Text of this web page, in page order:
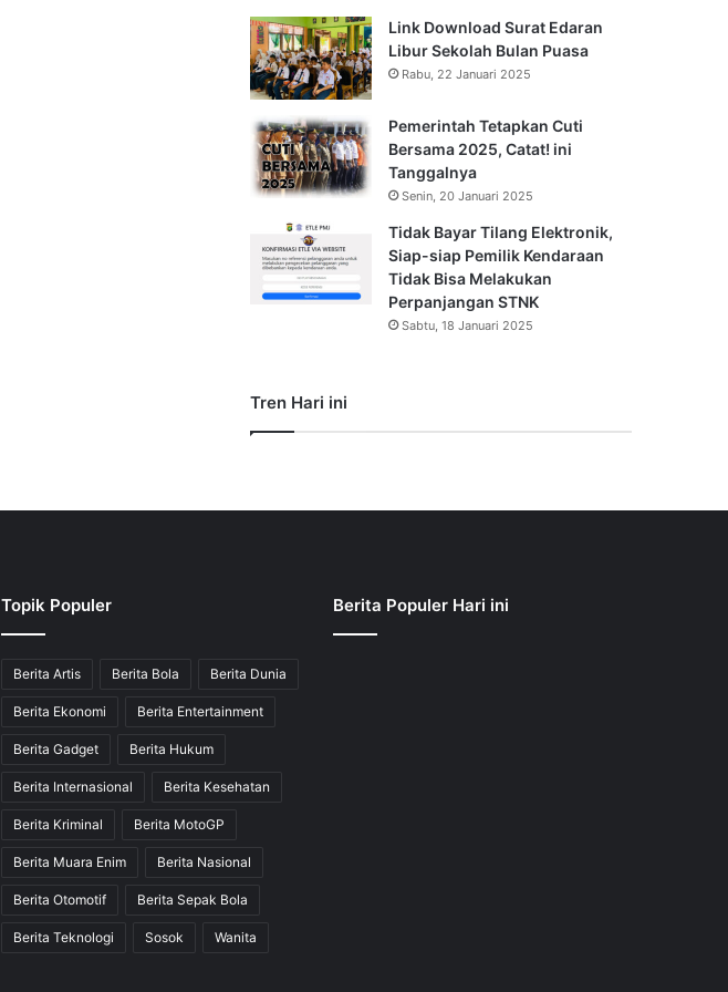
Link Download Surat Edaran
Libur Sekolah Bulan Puasa
Rabu, 22 Januari 2025
Pemerintah Tetapkan Cuti
Bersama 2025, Catat! ini
Tanggalnya
Senin, 20 Januari 2025
Tidak Bayar Tilang Elektronik,
Siap-siap Pemilik Kendaraan
Tidak Bisa Melakukan
Perpanjangan STNK
Sabtu, 18 Januari 2025
Tren Hari ini
Topik Populer
Berita Artis Berita Bola Berita Dunia
Berita Ekonomi Berita Entertainment
Berita Gadget Berita Hukum
Berita Internasional Berita Kesehatan
Berita Kriminal Berita MotoGP
Berita Muara Enim Berita Nasional
Berita Otomotif Berita Sepak Bola
Berita Teknologi Sosok Wanita
Berita Populer Hari ini